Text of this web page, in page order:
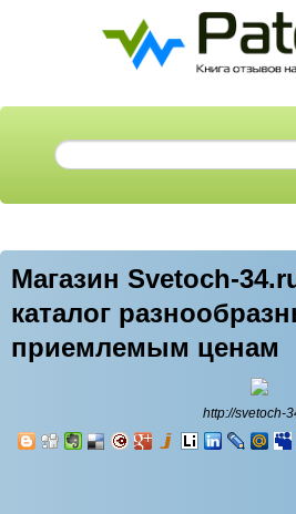
Магазин Svetoch-
каталог
приемлемым ценам
http://svetoch-